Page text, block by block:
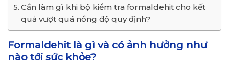
Cần làm gì khi bộ kiểm tra formaldehit cho kết
quả vượt quá nồng độ quy định?
Formaldehit là gì và có ảnh hưởng như
nào tới sức khỏe?